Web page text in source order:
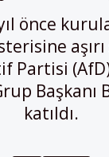
önce
aşırı
Partisi
Başkanı
katıldı.